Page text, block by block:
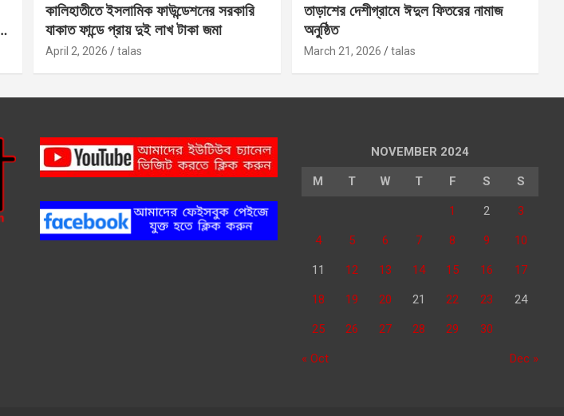
কালিহাতীতে ইসলামিক ফাউন্ডেশনের সরকারি
যাকাত ফান্ডে প্রায় দুই লাখ টাকা জমা
April 2, 2026 talas
তাড়াশের দেশীগ্রামে ঈদুল ফিতরের নামাজ
অনুষ্ঠিত
March 21, 2026 talas
NOVEMBER 2024
M T W T F S S
1 2 3
4 5 6 7 8 9 10
11 12 13 14 15 16 17
18 19 20 21 22 23 24
25 26 27 28 29 30
« Oct Dec »